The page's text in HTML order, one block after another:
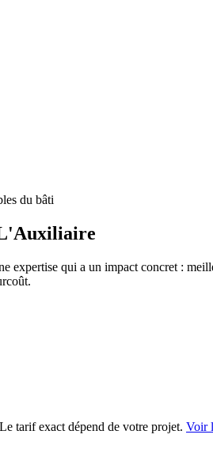
du bâti
expertise qui a un impact concret :
tarif exact dépend de votre projet. Voir